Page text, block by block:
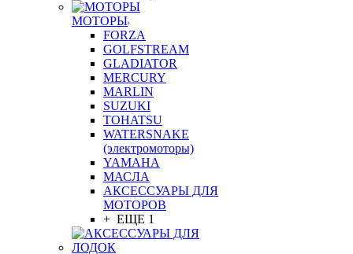
МОТОРЫ
FORZA
GOLFSTREAM
GLADIATOR
MERCURY
MARLIN
SUZUKI
TOHATSU
WATERSNAKE
(электромоторы)
YAMAHA
МАСЛА
АКСЕССУАРЫ ДЛЯ
МОТОРОВ
+ ЕЩЕ 1